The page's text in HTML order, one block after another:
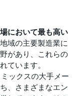
において最も高い
域の主要製造業に
があり、これらの
ています。
ックスの大手メー
、さまざまなエン